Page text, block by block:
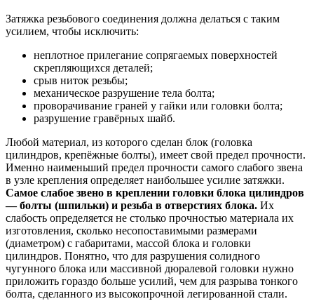
Затяжка резьбового соединения должна делаться с таким
усилием, чтобы исключить:
неплотное прилегание сопрягаемых поверхностей
скрепляющихся деталей;
срыв ниток резьбы;
механическое разрушение тела болта;
проворачивание граней у гайки или головки болта;
разрушение гравёрных шайб.
Любой материал, из которого сделан блок (головка
цилиндров, крепёжные болты), имеет свой предел прочности.
Именно наименьший предел прочности самого слабого звена
в узле крепления определяет наибольшее усилие затяжки.
Самое слабое звено в креплении головки блока цилиндров
— болты (шпильки) и резьба в отверстиях блока. Их
слабость определяется не столько прочностью материала их
изготовления, сколько несопоставимыми размерами
(диаметром) с габаритами, массой блока и головки
цилиндров. Понятно, что для разрушения солидного
чугунного блока или массивной дюралевой головки нужно
приложить гораздо больше усилий, чем для разрыва тонкого
болта, сделанного из высокопрочной легированной стали.